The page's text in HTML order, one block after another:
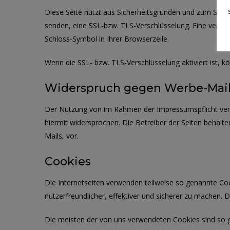
Diese Seite nutzt aus Sicherheitsgründen und zum
senden, eine SSL-bzw. TLS-Verschlüsselung. Eine
Schloss-Symbol in Ihrer Browserzeile.
Wenn die SSL- bzw. TLS-Verschlüsselung aktiviert ist,
Widerspruch gegen Werbe-
Der Nutzung von im Rahmen der Impressumspflicht
hiermit widersprochen. Die Betreiber der Seiten
Mails, vor.
Cookies
Die Internetseiten verwenden teilweise so genannte
nutzerfreundlicher, effektiver und sicherer zu machen.
Die meisten der von uns verwendeten Cookies sind so